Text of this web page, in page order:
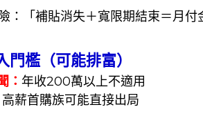
：「補貼消失＋寬限期結束＝月付
門檻（可能排富）
： 年收200萬以上不適用
高薪首購族可能直接出局